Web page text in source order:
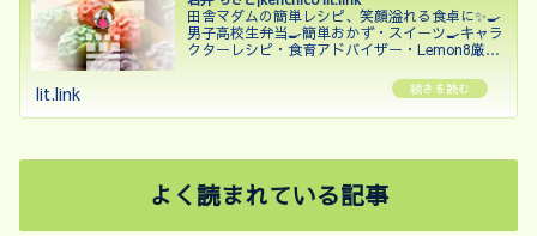
田舎マダムの簡単レシピ、笑顔溢れる食卓に✨🍳
男子高校生弁当🍳簡単おかず・スイーツ🍳キャラ
クターレシピ・食育アドバイザー・Lemon8厳選
ダー2023・2024・カラーコーディネー...
lit.link
よく読まれている記事